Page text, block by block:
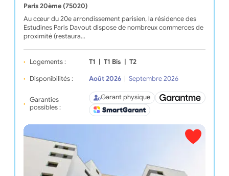
Paris 20ème (75020)
Au cœur du 20e arrondissement parisien, la résidence des
Estudines Paris Davout dispose de nombreux commerces de
proximité (restaura…
Logements : T1 T1 Bis T2
Disponibilités : Août 2026 Septembre 2026
Garanties
possibles :
Garant physique